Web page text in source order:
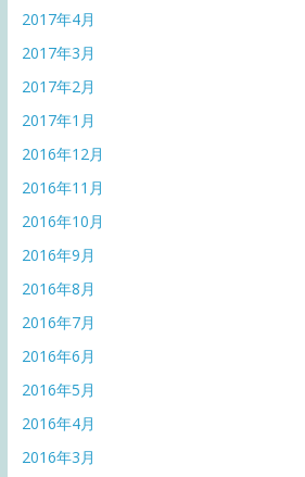
2017年4月
2017年3月
2017年2月
2017年1月
2016年12月
2016年11月
2016年10月
2016年9月
2016年8月
2016年7月
2016年6月
2016年5月
2016年4月
2016年3月